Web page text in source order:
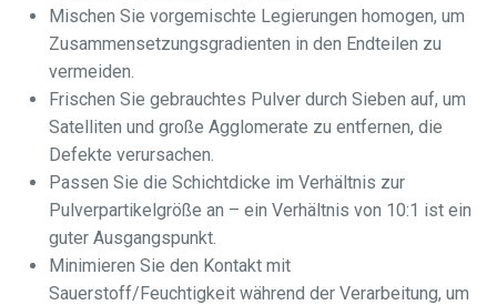
Mischen Sie vorgemischte Legierungen homogen, um
Zusammensetzungsgradienten in den Endteilen zu
vermeiden.
Frischen Sie gebrauchtes Pulver durch Sieben auf, um
Satelliten und große Agglomerate zu entfernen, die
Defekte verursachen.
Passen Sie die Schichtdicke im Verhältnis zur
Pulverpartikelgröße an – ein Verhältnis von 10:1 ist ein
guter Ausgangspunkt.
Minimieren Sie den Kontakt mit
Sauerstoff/Feuchtigkeit während der Verarbeitung, um